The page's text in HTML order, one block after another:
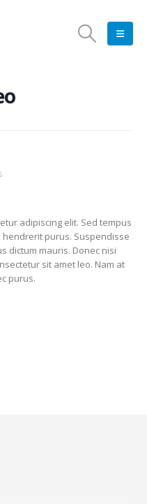
adipiscing elit. Sed tempus
hendrerit purus. Suspendisse
dictum mauris. Donec nisi
sit amet leo. Nam at
purus.